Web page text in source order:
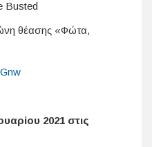
Busted
θέασης «Φώτα,
2021 στις